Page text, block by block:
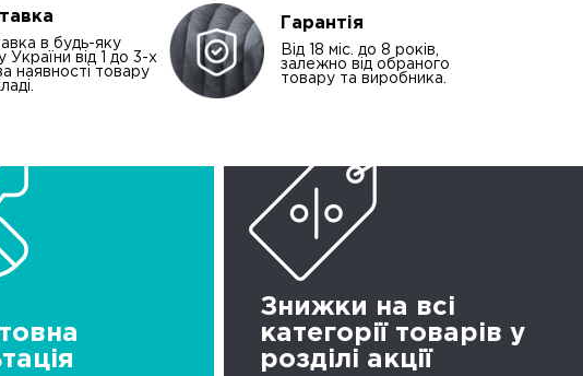
в будь-яку
України від 1 до 3-х
наявності товару
Гарантія
Від 18 міс. до 8 років,
залежно від обраного
товару та виробника.
Знижки на всі
категорії товарів у
розділі акції